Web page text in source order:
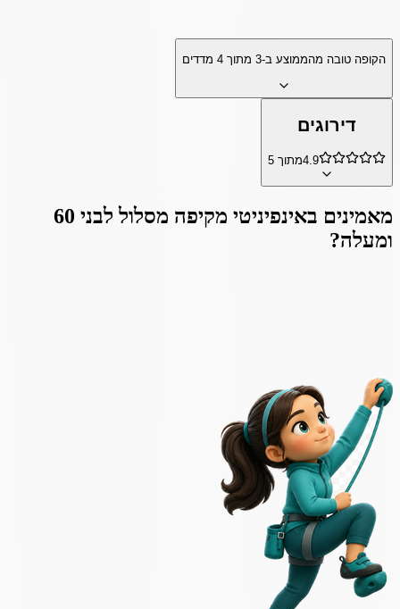
הקופה טובה מהממוצע ב-3 מתוך 4 מדדים
דירוגים
4.9מתוך 5
מאמינים ב
אינפיניטי מקיפה מסלול לבני 60
ומעלה?